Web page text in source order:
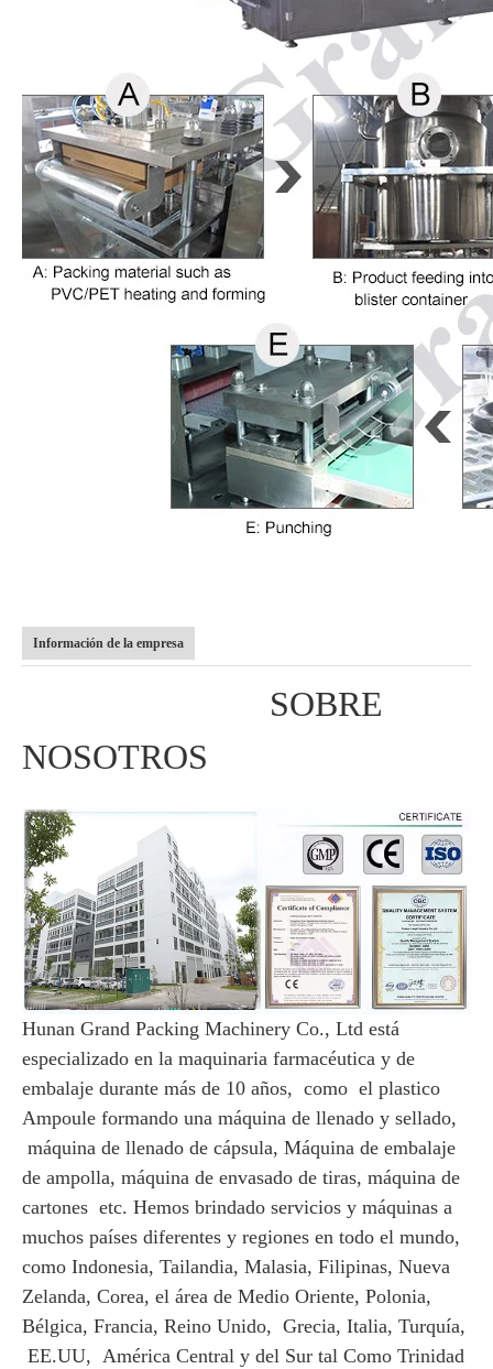
Información de la empresa
SOBRE
NOSOTROS
Hunan Grand Packing Machinery Co., Ltd está
especializado en la maquinaria farmacéutica y de
embalaje durante más de 10 años, como el plastico
Ampoule formando una máquina de llenado y sellado,
máquina de llenado de cápsula, Máquina de embalaje
de ampolla, máquina de envasado de tiras, máquina de
cartones etc. Hemos brindado servicios y máquinas a
muchos países diferentes y regiones en todo el mundo,
como Indonesia, Tailandia, Malasia, Filipinas, Nueva
Zelanda, Corea, el área de Medio Oriente, Polonia,
Bélgica, Francia, Reino Unido, Grecia, Italia, Turquía,
EE.UU, América Central y del Sur tal Como Trinidad